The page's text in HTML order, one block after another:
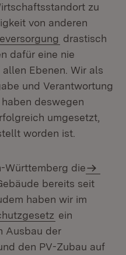
zu
von anderen
drastisch
dafür eine nie
Ebenen. Wir als
und Verantwortung
deswegen
umgesetzt,
worden ist.
Württemberg die
bereits seit
haben wir im
ein
Ausbau der
den PV-Zubau auf